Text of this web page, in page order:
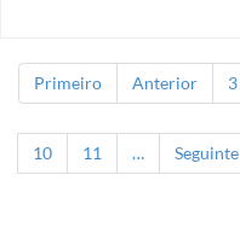
Páxinas
Primeiro Anterior 3
10
11 … Seguinte